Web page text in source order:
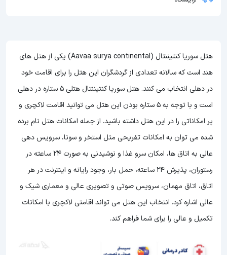
هتل سوریا کنتیننتال (Aavaa surya continental) یکی از هتل های
هند است که سالانه تعدادی از گردشگران این هتل را برای اقامت خود
در دهلی انتخاب می کنند. هتل سوریا کنتیننتال هتلی 5 ستاره در دهلی
است و با توجه به 5 ستاره بودن این هتل
می توانید اقامت لاکچری و
پر امکاناتی را در این هتل داشته باشید. از جمله امکانات هتل نام برده
شده می توان به امکانات تفریحی مثل استخر و سونا، سرویس دهی
عالی به اتاق ها، امکان سرو غذا و نوشیدنی به صورت 24 ساعته در
رستوران، پذیرش 24 ساعته، حمل بار، وجود رایانه و اینترنت در هر
اتاق، اتاق مهمان، سرویس صوتی و تصویری عالی و معماری شیک و
عالی اشاره کرد. انتخاب این هتل می تواند اقامتی لاکچری با امکانات
تکمیل و عالی را برای شما فراهم کند.